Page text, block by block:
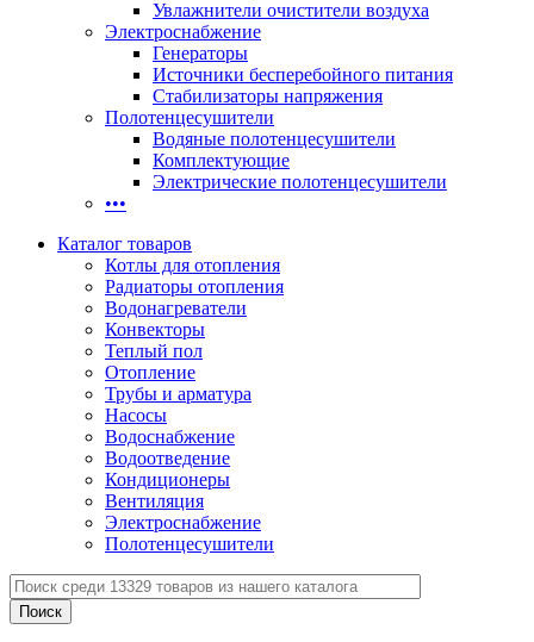
Увлажнители очистители воздуха
Электроснабжение
Генераторы
Источники бесперебойного питания
Стабилизаторы напряжения
Полотенцесушители
Водяные полотенцесушители
Комплектующие
Электрические полотенцесушители
•••
Каталог товаров
Котлы для отопления
Радиаторы отопления
Водонагреватели
Конвекторы
Теплый пол
Отопление
Трубы и арматура
Насосы
Водоснабжение
Водоотведение
Кондиционеры
Вентиляция
Электроснабжение
Полотенцесушители